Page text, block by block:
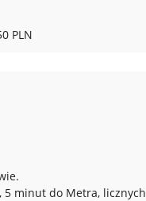
PLN
5 minut do Metra, licznych